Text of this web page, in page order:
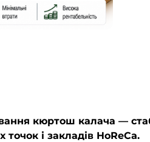
кюртош калача —
і закладів HoReCa.